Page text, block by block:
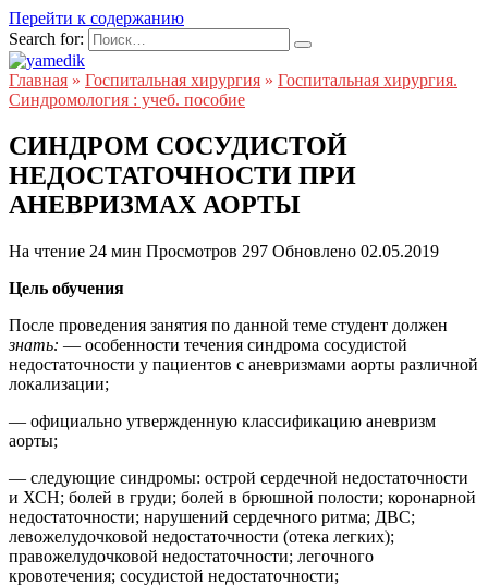
Перейти к содержанию
Search for:
Главная » Госпитальная хирургия » Госпитальная хирургия.
Синдромология : учеб. пособие
СИНДРОМ СОСУДИСТОЙ
НЕДОСТАТОЧНОСТИ ПРИ
АНЕВРИЗМАХ АОРТЫ
На чтение 24 мин Просмотров 297 Обновлено 02.05.2019
Цель обучения
После проведения занятия по данной теме студент должен
знать: — особенности течения синдрома сосудистой
недостаточности у пациентов с аневризмами аорты различной
локализации;
— официально утвержденную классификацию аневризм
аорты;
— следующие синдромы: острой сердечной недостаточности
и ХСН; болей в груди; болей в брюшной полости; коронарной
недостаточности; нарушений сердечного ритма; ДВС;
левожелудочковой недостаточности (отека легких);
правожелудочковой недостаточности; легочного
кровотечения; сосудистой недостаточности;